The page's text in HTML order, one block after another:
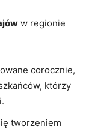
w regionie
corocznie,
którzy
tworzeniem